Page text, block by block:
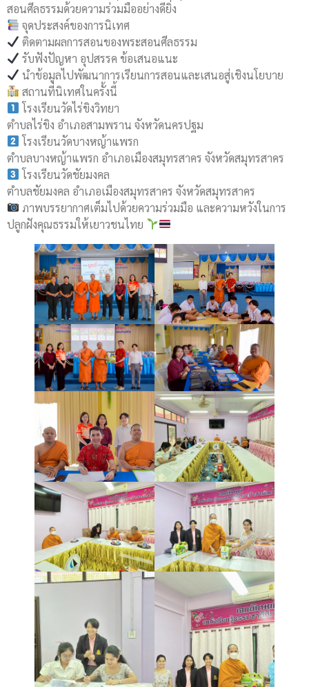
สอนศีลธรรมด้วยความร่วมมืออย่างดียิ่ง
จุดประสงค์ของการนิเทศ
ติดตามผลการสอนของพระสอนศีลธรรม
รับฟังปัญหา อุปสรรค ข้อเสนอแนะ
นำข้อมูลไปพัฒนาการเรียนการสอนและเสนอสู่เชิงนโยบาย
สถานที่นิเทศในครั้งนี้
โรงเรียนวัดไร่ขิงวิทยา
ตำบลไร่ขิง อำเภอสามพราน จังหวัดนครปฐม
โรงเรียนวัดบางหญ้าแพรก
ตำบลบางหญ้าแพรก อำเภอเมืองสมุทรสาคร จังหวัดสมุทรสาคร
โรงเรียนวัดชัยมงคล
ตำบลชัยมงคล อำเภอเมืองสมุทรสาคร จังหวัดสมุทรสาคร
ภาพบรรยากาศเต็มไปด้วยความร่วมมือ และความหวังในการ
ปลูกฝังคุณธรรมให้เยาวชนไทย